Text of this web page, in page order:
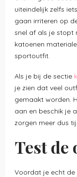
uiteindelijk zelfs
gaan irriteren op
snel af als je stopt
katoenen
sportoutfit.
Als je bij de sectie
je zien dat veel
gemaakt worden.
aan en beschik je
zorgen meer dus
Test
Voordat je echt